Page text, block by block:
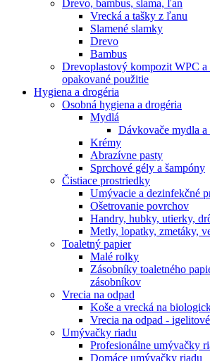
Drevo, bambus, slama, ľan
Vrecká a tašky z ľanu
Slamené slamky
Drevo
Bambus
Drevoplastový kompozit WPC a
opakované použitie
Hygiena a drogéria
Osobná hygiena a drogéria
Mydlá
Dávkovače mydla
Krémy
Abrazívne pasty
Sprchové gély a šampóny
Čistiace prostriedky
Umývacie a dezinfekčné
Ošetrovanie povrchov
Handry, hubky, utierky,
Metly, lopatky, zmetáky,
Toaletný papier
Malé rolky
Zásobníky toaletného
zásobníkov
Vrecia na odpad
Koše a vrecká na
Vrecia na odpad - igelitové
Umývačky riadu
Profesionálne umývačky
Domáce umývačky riadu